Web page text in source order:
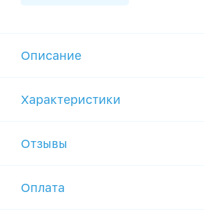
Описание
Характеристики
Отзывы
Оплата